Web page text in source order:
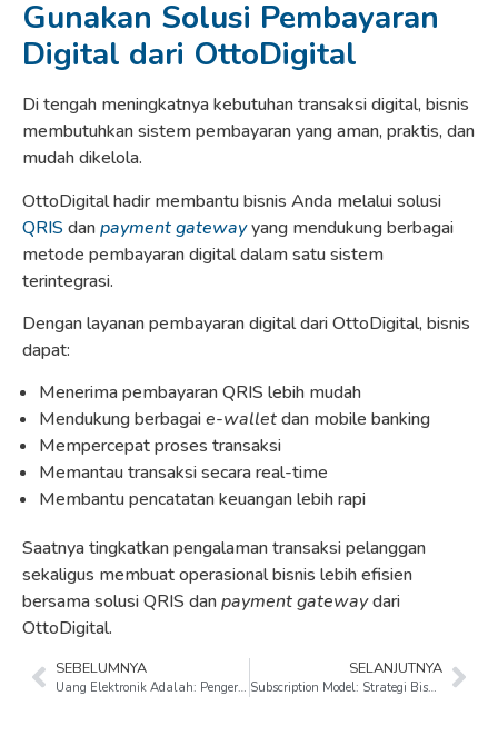
Gunakan Solusi Pembayaran
Digital dari OttoDigital
Di tengah meningkatnya kebutuhan transaksi digital, bisnis
membutuhkan sistem pembayaran yang aman, praktis, dan
mudah dikelola.
OttoDigital hadir membantu bisnis Anda melalui solusi
QRIS danpayment gatewayyang mendukung berbagai
metode pembayaran digital dalam satu sistem
terintegrasi.
Dengan layanan pembayaran digital dari OttoDigital, bisnis
dapat:
Menerima pembayaran QRIS lebih mudah
Mendukung berbagaie-walletdan mobile banking
Mempercepat proses transaksi
Memantau transaksi secara real-time
Membantu pencatatan keuangan lebih rapi
Saatnya tingkatkan pengalaman transaksi pelanggan
sekaligus membuat operasional bisnis lebih efisien
bersama solusi QRIS danpayment gatewaydari
OttoDigital.
SEBELUMNYA
Uang Elektronik Adalah: Pengertian, Jenis, Manfaat, dan Cara Menggunakannya
SELANJUTNYA
Subscription Model: Strategi Bisnis Modern untuk Pendapatan Berkelanjutan